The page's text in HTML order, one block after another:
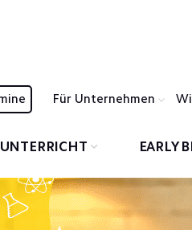
Für Unternehmen
UNTERRICHT EARLY